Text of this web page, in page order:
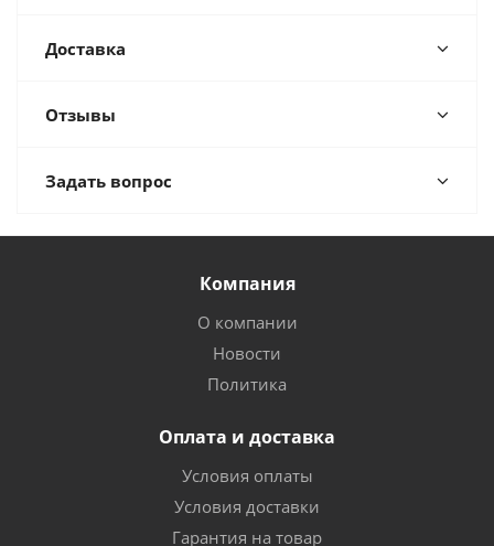
Доставка
Отзывы
Задать вопрос
Компания
О компании
Новости
Политика
Оплата и доставка
Условия оплаты
Условия доставки
Гарантия на товар